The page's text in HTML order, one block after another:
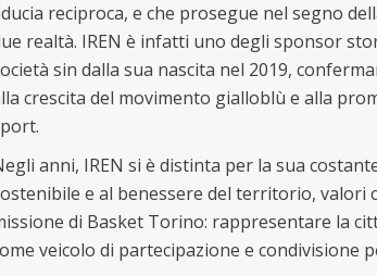
reciproca, e che prosegue nel segno
realtà. IREN è infatti uno degli sponsor
sin dalla sua nascita nel 2019,
crescita del movimento gialloblù e alla
anni, IREN si è distinta per la sua
e al benessere del territorio, valori
di Basket Torino: rappresentare la
veicolo di partecipazione e condivisione